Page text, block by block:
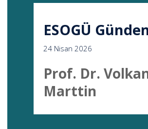
ESOGÜ
24 Nisan 2026
Prof. Dr.
Marttin